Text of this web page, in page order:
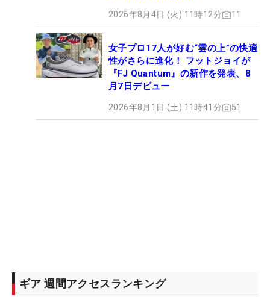
2026年8月4日 (火) 11時12分 11
女子プロ17人が好む“雲の上”の快適
性がさらに進化！ フットジョイが
『FJ Quantum』の新作を発表、8
月7日デビュー
2026年8月1日 (土) 11時41分 51
ギア 週間アクセスランキング